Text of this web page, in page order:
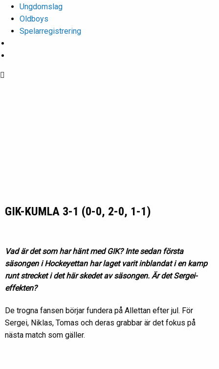
Ungdomslag
Oldboys
Spelarregistrering
GIK-KUMLA 3-1 (0-0, 2-0, 1-1)
Vad är det som har hänt med GIK? Inte sedan första
säsongen i Hockeyettan har laget varit inblandat i en kamp
runt strecket i det här skedet av säsongen. Är det Sergei-
effekten?
De trogna fansen börjar fundera på Allettan efter jul. För
Sergei, Niklas, Tomas och deras grabbar är det fokus på
nästa match som gäller.